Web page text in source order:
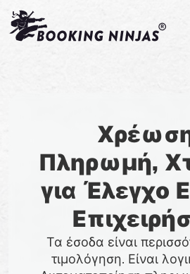
Πληρωμή,
για Έλεγχο
Τα έσοδα είναι
τιμολόγηση. Είναι